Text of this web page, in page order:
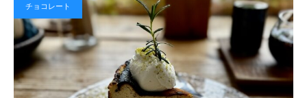
チョコレート